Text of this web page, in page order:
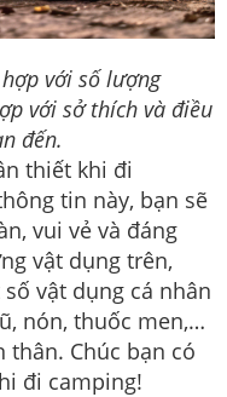
với số lượng
với sở thích và điều
đến.
thiết khi đi
tin này, bạn sẽ
vui vẻ và đáng
vật dụng trên,
vật dụng cá nhân
nón, thuốc men,…
thân. Chúc bạn có
đi camping!